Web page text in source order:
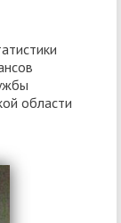
области